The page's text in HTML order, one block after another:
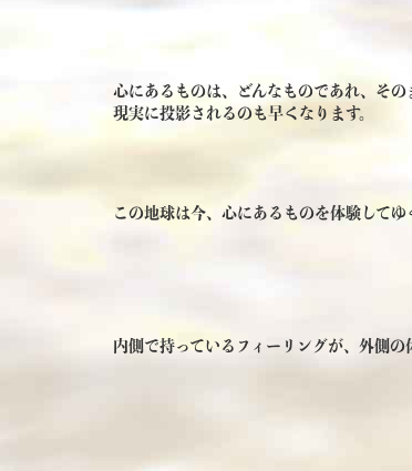
心にあるものは、どんなものであれ、そ
現実に投影されるのも早くなります。
この地球は今、心にあるものを体験してゆ
内側で持っているフィーリングが、外側の